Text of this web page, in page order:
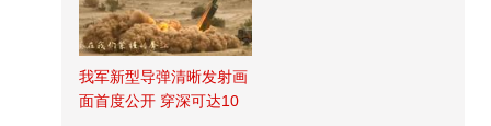
我军新型导弹清晰发射画
面首度公开 穿深可达10